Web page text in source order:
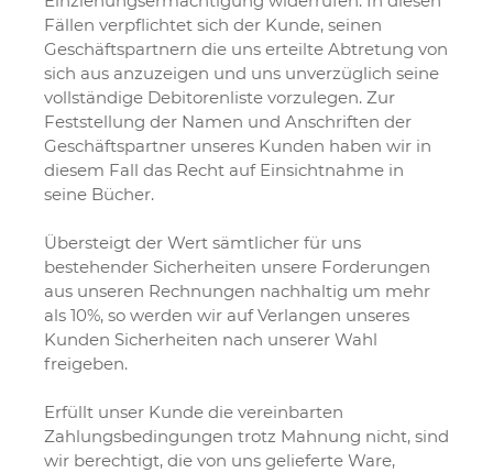
Fällen verpflichtet sich der Kunde, seinen
Geschäftspartnern die uns erteilte Abtretung von
sich aus anzuzeigen und uns unverzüglich seine
vollständige Debitorenliste vorzulegen. Zur
Feststellung der Namen und Anschriften der
Geschäftspartner unseres Kunden haben wir in
diesem Fall das Recht auf Einsichtnahme in
seine Bücher.
Übersteigt der Wert sämtlicher für uns
bestehender Sicherheiten unsere Forderungen
aus unseren Rechnungen nachhaltig um mehr
als 10%, so werden wir auf Verlangen unseres
Kunden Sicherheiten nach unserer Wahl
freigeben.
Erfüllt unser Kunde die vereinbarten
Zahlungsbedingungen trotz Mahnung nicht, sind
wir berechtigt, die von uns gelieferte Ware,